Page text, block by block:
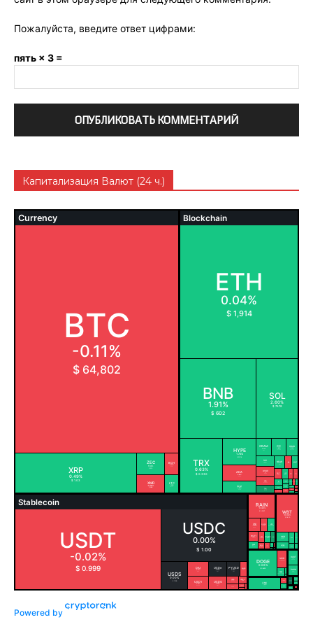
Пожалуйста, введите ответ цифрами:
пять × 3 =
Капитализация Валют (24 ч.)
Powered by